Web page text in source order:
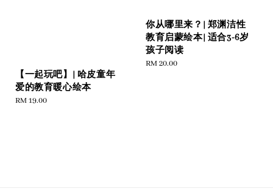
【一起玩吧】| 哈皮童年
爱的教育暖心绘本
Regular
RM 19.00
你从哪里来？| 郑渊洁性
教育启蒙绘本| 适合3-6岁
孩子阅读
Regular
RM 20.00